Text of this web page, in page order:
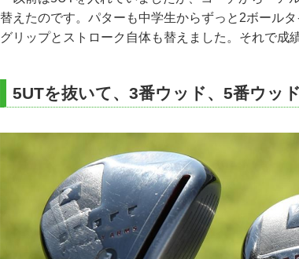
替えたのです。パターも中学生からずっと2ボール
グリップとストローク自体も替えました。それで成
5UTを抜いて、3番ウッド、5番ウッ